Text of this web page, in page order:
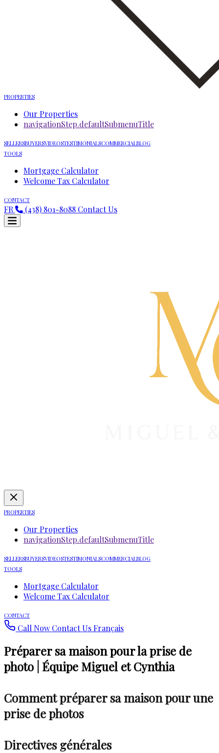
PROPERTIES
Our Properties
navigationStep.defaultSubmenuTitle
SELLERSBUYERSVIDEOSTESTIMONIALSCOMMERCIALBLOG
TOOLS
Mortgage Calculator
Welcome Tax Calculator
CONTACT
FR (438) 801-8088 Contact Us
PROPERTIES
Our Properties
navigationStep.defaultSubmenuTitle
SELLERSBUYERSVIDEOSTESTIMONIALSCOMMERCIALBLOG
TOOLS
Mortgage Calculator
Welcome Tax Calculator
CONTACT
Call Now Contact UsFrançais
Préparer sa maison pour la prise de
photo | Équipe Miguel et Cynthia
Comment préparer sa maison pour une
prise de photos
Directives générales